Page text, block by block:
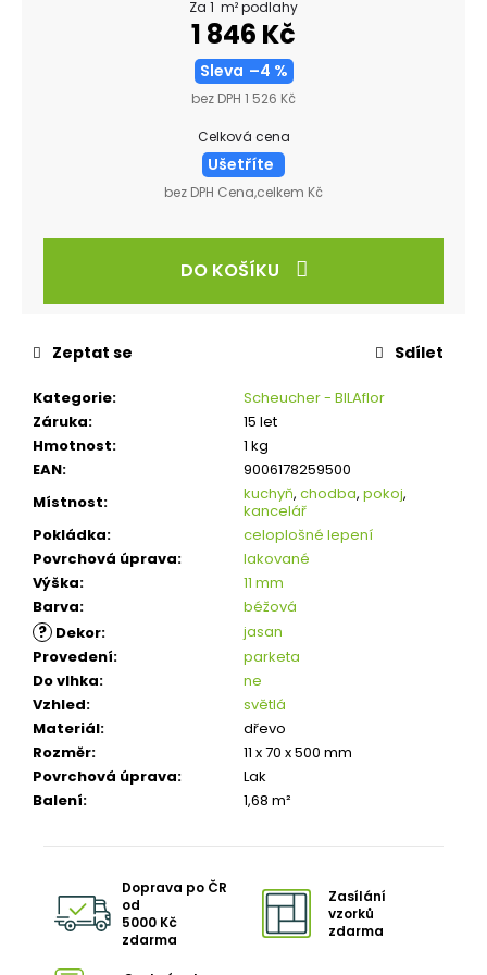
Za 1 m² podlahy
1 846 Kč
Sleva –4 %
bez DPH 1 526 Kč
Celková cena
Ušetříte
bez DPH Cena,celkem Kč
DO KOŠÍKU
Kategorie:
Scheucher - BILAflor
Záruka:
15 let
Hmotnost:
1 kg
EAN:
9006178259500
Místnost: kuchyň, chodba, pokoj,
kancelář
Pokládka:
celoplošné lepení
Povrchová úprava:
lakované
Výška:
11 mm
Barva: béžová
? Dekor:
jasan
Provedení:
parketa
Do vlhka:
ne
Vzhled:
světlá
Materiál:
dřevo
Rozměr:
11 x 70 x 500 mm
Povrchová úprava:
Lak
Balení: 1,68 m²
Zeptat se Sdílet
Doprava po ČR
od
5000 Kč
zdarma
Zasílání
vzorků
zdarma